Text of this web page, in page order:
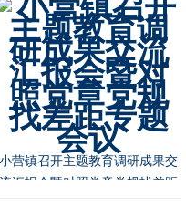
朝阳川镇村“两委”干部参加延吉
市 扫黑除恶专题培训班